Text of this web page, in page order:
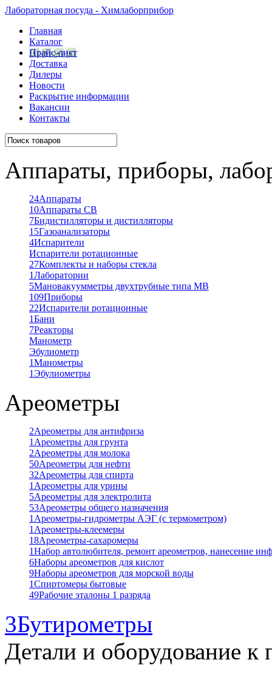
Лабораторная посуда - Химлаборприбор
Главная
Каталог
Прайс-лист
Доставка
Дилеры
Новости
Раскрытие информации
Вакансии
Контакты
Аппараты, приборы,
24Аппараты
10Аппараты СВ
7Бидистилляторы и дистилляторы
15Газоанализаторы
4Испарители
Испарители ротационные
27Комплекты и наборы стекла
1Лаборатории
5Мановакуумметры двухтрубные типа МВ
109Приборы
22Испарители ротационные
1Бани
7Реакторы
Манометр
Эбулиометр
1Манометры
1Эбулиометры
Ареометры
2Ареометры для антифриза
1 Ареометры для грунта
2Ареометры для молока
50Ареометры для нефти
32Ареометры для спирта
1 Ареометры для урины
5Ареометры для электролита
53Ареометры общего назначения
1 Ареометры-гидрометры АЭГ (с термометром)
1 Ареометры-клеемеры
18Ареометры-сахаромеры
1Набор автолюбителя, ремонт ареометров, нанесение
6Наборы ареометров для кислот
9Наборы ареометров для морской воды
1Спиртомеры бытовые
49Рабочие эталоны 1 разряда
3Бутирометры
Детали и оборудование к